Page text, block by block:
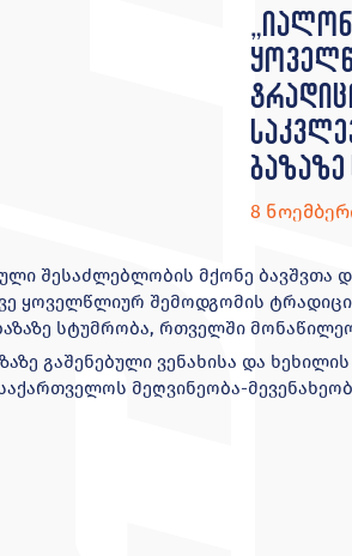
8
შესაძლებლობის მქონე ბავშვთა
ყოველწლიურ შემოდგომის
სტუმრობა, რთველში
გაშენებული ვენახისა და
მეღვინეობა-